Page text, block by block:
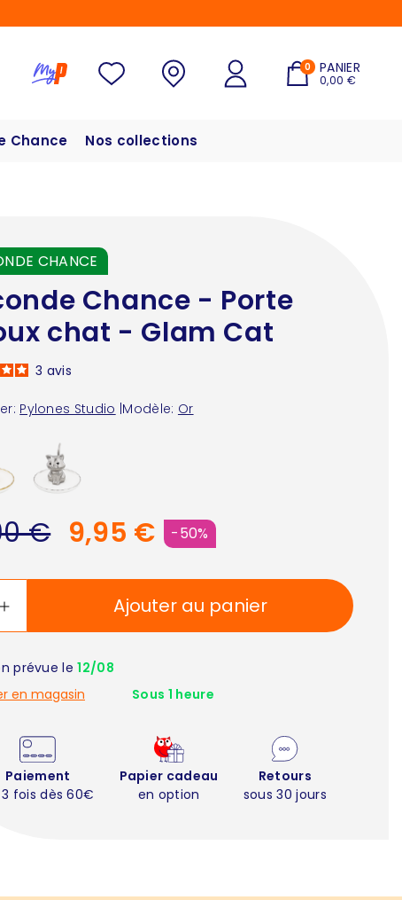
0 PANIER
0,00 €
Chance Nos collections
CHANCE
Chance - Porte
chat - Glam Cat
Pylones Studio Modèle: Or
3 avis
€ -50%
9,95 €
Ajouter au panier
prévue le12/08
en magasin
Sous 1 heure
Paiement
fois dès 60€
Papier cadeau
en option
Retours
sous 30 jours